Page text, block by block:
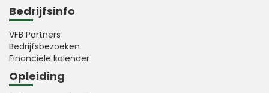
Bedrijfsinfo
VFB Partners
Bedrijfsbezoeken
Financiële kalender
Opleiding